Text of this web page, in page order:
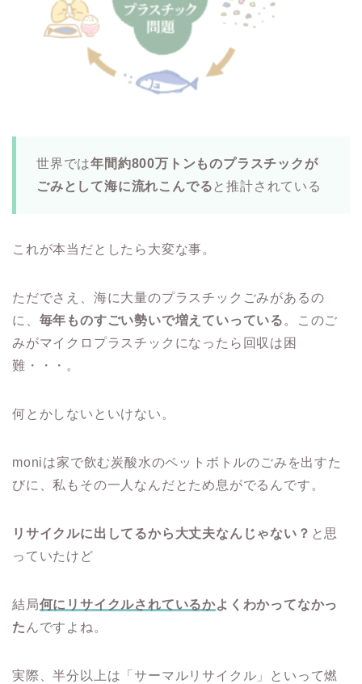
世界では年間約800万トンものプラスチックが
ごみとして海に流れこんでる と推計されている
これが本当だとしたら大変な事。
ただでさえ、海に大量のプラスチックごみがあるの
に、 毎年ものすごい勢いで増えていっている 。このご
みがマイクロプラスチックになったら回収は困
難・・・。
何とかしないといけない。
moniは家で飲む炭酸水のペットボトルのごみを出すた
びに、私もその一人なんだとため息がでるんです。
リサイクルに出してるから大丈夫なんじゃない？ と思
っていたけど
結局何にリサイクルされているかよくわかってなかっ
た んですよね。
実際、半分以上は「サーマルリサイクル」といって燃